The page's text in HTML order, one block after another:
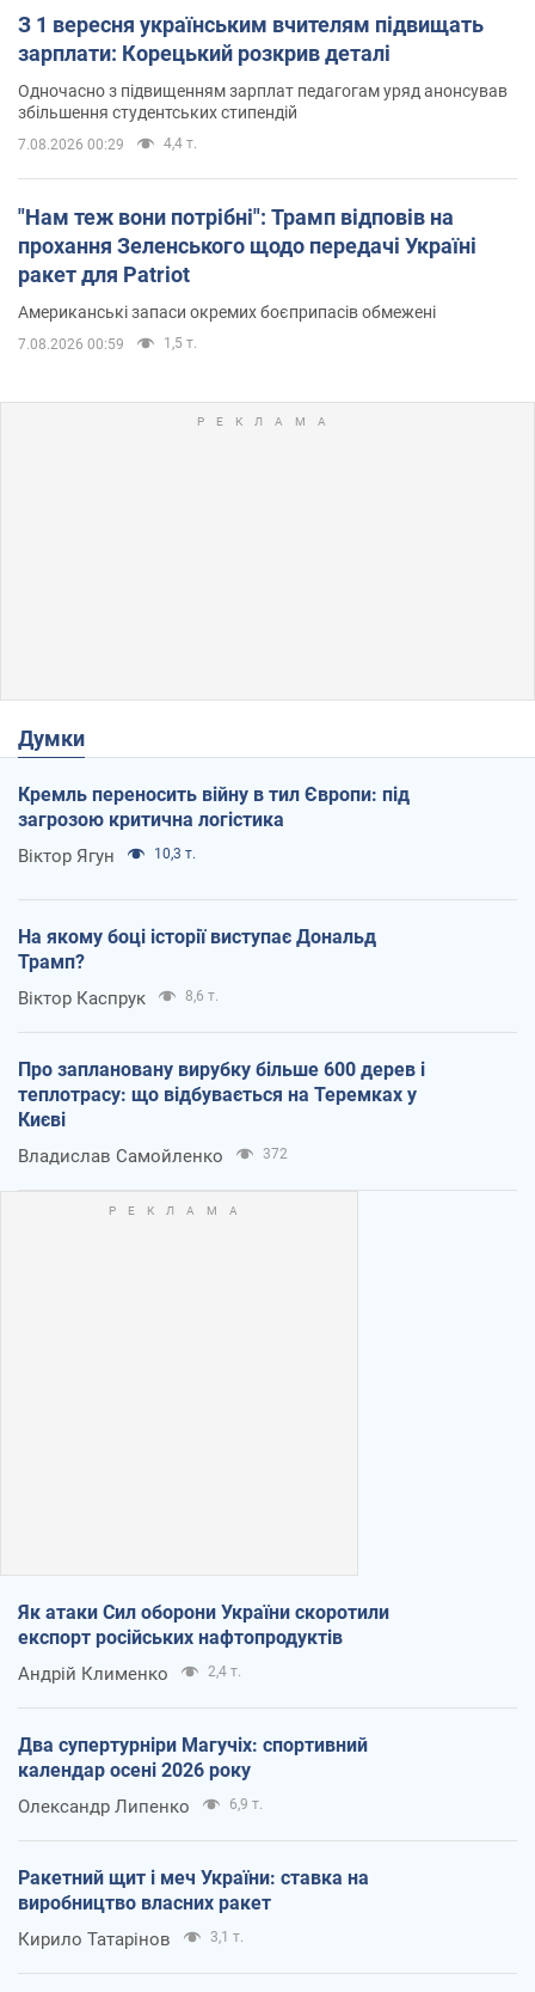
З 1 вересня українським вчителям підвищать
зарплати: Корецький розкрив деталі
Одночасно з підвищенням зарплат педагогам уряд анонсував
збільшення студентських стипендій
7.08.2026 00:29 4,4 т.
"Нам теж вони потрібні": Трамп відповів на
прохання Зеленського щодо передачі Україні
ракет для Patriot
Американські запаси окремих боєприпасів обмежені
7.08.2026 00:59 1,5 т.
Думки
Кремль переносить війну в тил Європи: під
загрозою критична логістика
Віктор Ягун 10,3 т.
На якому боці історії виступає Дональд
Трамп?
Віктор Каспрук 8,6 т.
Про заплановану вирубку більше 600 дерев і
теплотрасу: що відбувається на Теремках у
Києві
Владислав Самойленко 372
Як атаки Сил оборони України скоротили
експорт російських нафтопродуктів
Андрій Клименко 2,4 т.
Два супертурніри Магучіх: спортивний
календар осені 2026 року
Олександр Липенко 6,9 т.
Ракетний щит і меч України: ставка на
виробництво власних ракет
Кирило Татарінов 3,1 т.